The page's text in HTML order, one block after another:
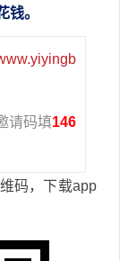
钱。
请码填146
码，下载app